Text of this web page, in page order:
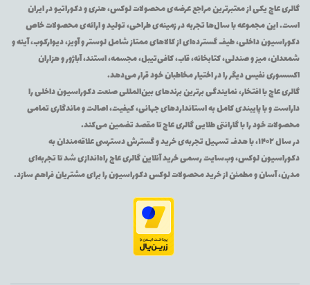
گالری عاج یکی از معتبرترین مراجع عرضه‌ی محصولات لوکس، هنری و دکوراتیو در ایران
است. این مجموعه با سال‌ها تجربه در زمینه‌ی طراحی، تولید و ارائه‌ی محصولات خاص
دکوراسیون داخلی، طیف گسترده‌ای از کالاهای ممتاز شامل لوستر و آویز، دیوارکوب، آینه و
شمعدان، میز و صندلی، کتابخانه، قاب، کافی‌تیبل، مجسمه، استند، آباژور و هزاران
اکسسوری نفیس دیگر را در اختیار مخاطبان خود قرار می‌دهد.
گالری عاج با افتخار، نمایندگی برترین برندهای بین‌المللی صنعت دکوراسیون داخلی را
داراست و با پایبندی کامل به استانداردهای جهانی، کیفیت، اصالت و ماندگاری تمامی
محصولات خود را با گارانتی طلایی گالری عاج تا مقصد تضمین می‌کند.
در سال ۱۴۰۲، با هدف تسهیل تجربه‌ی خرید و گسترش دسترسی علاقه‌مندان به
دکوراسیون لوکس، وب‌سایت رسمی خرید آنلاین گالری عاج راه‌اندازی شد تا تجربه‌ای
مدرن، آسان و مطمئن از خرید محصولات لوکس دکوراسیون را برای مشتریان فراهم سازد.